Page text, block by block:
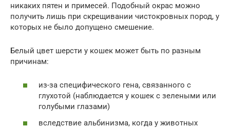
никаких пятен и примесей. Подобный окрас можно
получить лишь при скрещивании чистокровных пород, у
которых не было допущено смешение.
Белый цвет шерсти у кошек может быть по разным
причинам:
из-за специфического гена, связанного с
глухотой (наблюдается у кошек с зелеными или
голубыми глазами)
вследствие альбинизма, когда у животных